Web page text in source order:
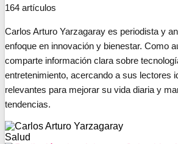
164 artículos
Carlos Arturo Yarzagaray es periodista y
enfoque en innovación y bienestar. Como
comparte información clara sobre
entretenimiento, acercando a sus lectores
relevantes para mejorar su vida diaria y
tendencias.
Salud